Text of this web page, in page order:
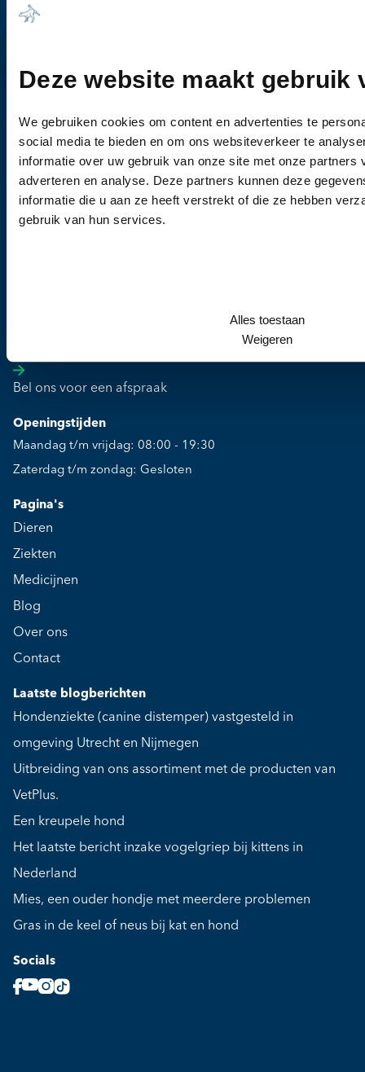
Deze website maakt gebruik
We gebruiken cookies om content en advertenties te
social media te bieden en om ons websiteverkeer te
informatie over uw gebruik van onze site met onze partners
adverteren en analyse. Deze partners kunnen deze
informatie die u aan ze heeft verstrekt of die ze hebben
gebruik van hun services.
Alles toestaan
Weigeren
Bel ons
opnemen.
Bel ons voor een afspraak
Openingstijden
Maandag t/m vrijdag: 08:00 - 19:30
Zaterdag t/m zondag: Gesloten
Pagina's
Dieren
Ziekten
Medicijnen
Blog
Over ons
Contact
Laatste blogberichten
Hondenziekte (canine distemper) vastgesteld in
omgeving Utrecht en Nijmegen
Uitbreiding van ons assortiment met de producten van
VetPlus.
Een kreupele hond
Het laatste bericht inzake vogelgriep bij kittens in
Nederland
Mies, een ouder hondje met meerdere problemen
Gras in de keel of neus bij kat en hond
Socials